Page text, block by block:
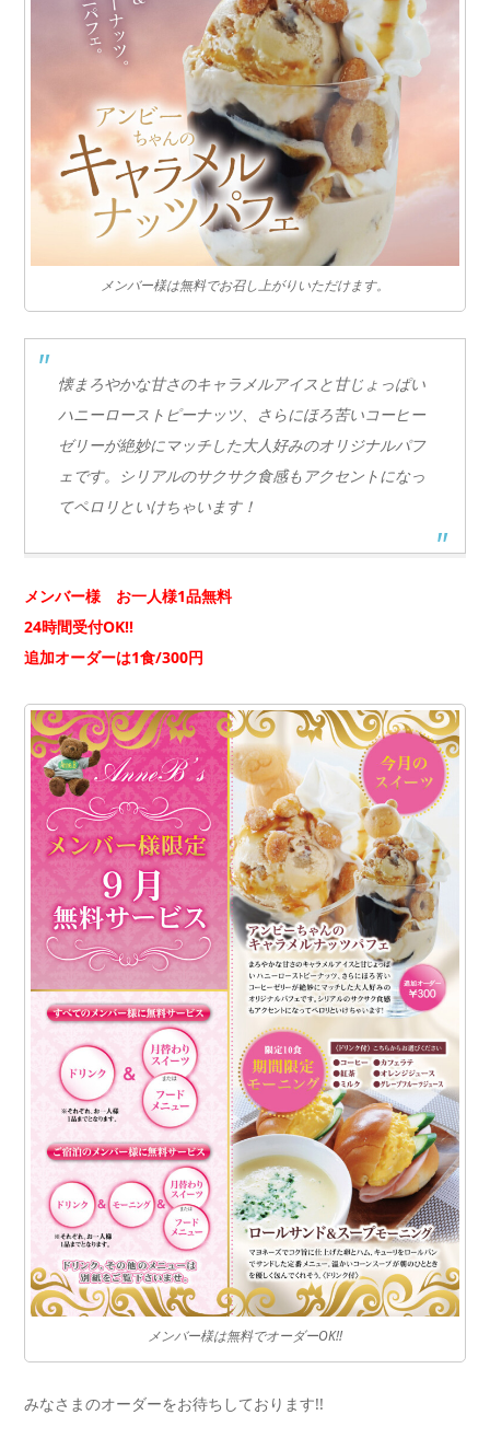
メンバー様は無料でお召し上がりいただけます。
懐まろやかな甘さのキャラメルアイスと甘じょっぱい
ハニーローストピーナッツ、さらにほろ苦いコーヒー
ゼリーが絶妙にマッチした大人好みのオリジナルパフ
ェです。シリアルのサクサク食感もアクセントになっ
てペロリといけちゃいます！
メンバー様 お一人様1品無料
24時間受付OK!!
追加オーダーは1食/300円
メンバー様は無料でオーダーOK!!
みなさまのオーダーをお待ちしております!!